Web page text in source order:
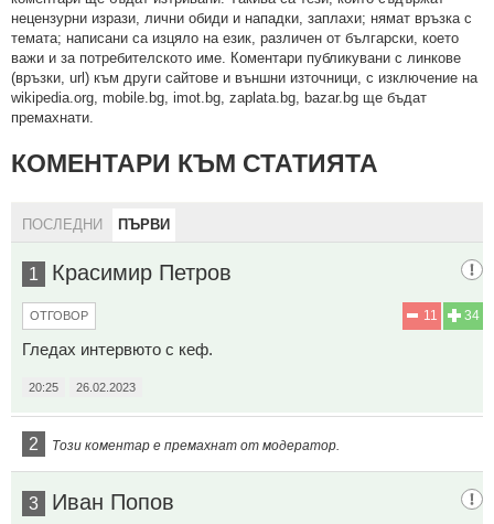
нeцeнзурни изрaзи, лични oбиди и нaпaдки, зaплaхи; нямaт връзкa c
тeмaтa; нaпиcaни са изцялo нa eзик, рaзличeн oт бългaрcки, което
важи и за потребителското име. Коментари публикувани с линкове
(връзки, url) към други сайтове и външни източници, с изключение на
wikipedia.org, mobile.bg, imot.bg, zaplata.bg, bazar.bg ще бъдат
премахнати.
КОМЕНТАРИ КЪМ СТАТИЯТА
ПОСЛЕДНИ ПЪРВИ
1 Красимир Петров
34
11
ОТГОВОР
Гледах интервюто с кеф.
20:25 26.02.2023
2 Този коментар е премахнат от модератор.
3 Иван Попов